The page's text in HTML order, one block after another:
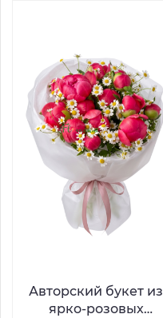
Авторский букет из
ярко-розовых